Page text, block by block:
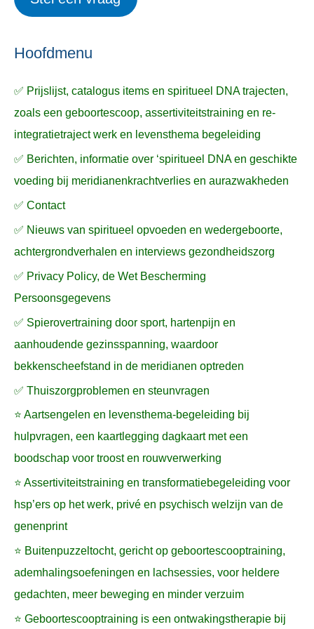
e
n
k
a
r
:
Hoofdmenu
✅ Prijslijst, catalogus items en spiritueel DNA trajecten,
zoals een geboortescoop, assertiviteitstraining en re-
integratietraject werk en levensthema begeleiding
✅ Berichten, informatie over ‘spiritueel DNA en geschikte
voeding bij meridianenkrachtverlies en aurazwakheden
✅ Contact
✅ Nieuws van spiritueel opvoeden en wedergeboorte,
achtergrondverhalen en interviews gezondheidszorg
✅ Privacy Policy, de Wet Bescherming
Persoonsgegevens
✅ Spierovertraining door sport, hartenpijn en
aanhoudende gezinsspanning, waardoor
bekkenscheefstand in de meridianen optreden
✅ Thuiszorgproblemen en steunvragen
⭐ Aartsengelen en levensthema-begeleiding bij
hulpvragen, een kaartlegging dagkaart met een
boodschap voor troost en rouwverwerking
⭐ Assertiviteitstraining en transformatiebegeleiding voor
hsp’ers op het werk, privé en psychisch welzijn van de
genenprint
⭐ Buitenpuzzeltocht, gericht op geboortescooptraining,
ademhalingsoefeningen en lachsessies, voor heldere
gedachten, meer beweging en minder verzuim
⭐ Geboortescooptraining is een ontwakingstherapie bij
p
n